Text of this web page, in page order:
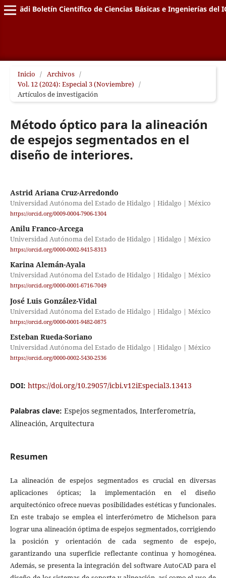
Pädi Boletín Científico de Ciencias Básicas e Ingenierías del
Inicio / Archivos /
Vol. 12 (2024): Especial 3 (Noviembre) /
Artículos de investigación
Método óptico para la alineación
de espejos segmentados en el
diseño de interiores.
Astrid Ariana Cruz-Arredondo
Universidad Autónoma del Estado de Hidalgo | Hidalgo | México
https://orcid.org/0009-0004-7906-1304
Anilu Franco-Arcega
Universidad Autónoma del Estado de Hidalgo | Hidalgo | México
https://orcid.org/0000-0002-9415-8313
Karina Alemán-Ayala
Universidad Autónoma del Estado de Hidalgo | Hidalgo | México
https://orcid.org/0000-0001-6716-7049
José Luis González-Vidal
Universidad Autónoma del Estado de Hidalgo | Hidalgo | México
https://orcid.org/0000-0001-9482-0875
Esteban Rueda-Soriano
Universidad Autónoma del Estado de Hidalgo | Hidalgo | México
https://orcid.org/0000-0002-5430-2536
DOI: https://doi.org/10.29057/icbi.v12iEspecial3.13413
Palabras clave: Espejos segmentados, Interferometría,
Alineación, Arquitectura
Resumen
La alineación de espejos segmentados es crucial en diversas
aplicaciones ópticas; la implementación en el diseño
arquitectónico ofrece nuevas posibilidades estéticas y funcionales.
En este trabajo se emplea el interferómetro de Michelson para
lograr una alineación óptima de espejos segmentados, corrigiendo
la posición y orientación de cada segmento de espejo,
garantizando una superficie reflectante continua y homogénea.
Además, se presenta la integración del software AutoCAD para el